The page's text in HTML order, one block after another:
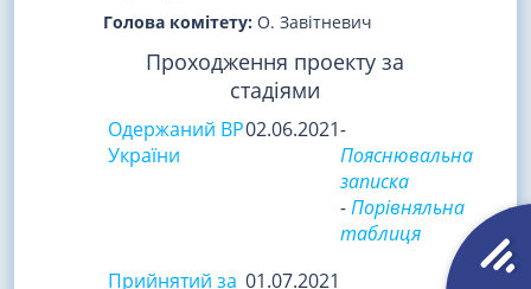
Голова комітету: О. Завітневич
Проходження проекту за
стадіями
Одержаний ВР
України
02.06.2021-
Пояснювальна
записка
-Порівняльна
таблиця
Прийнятий за 01.07.2021